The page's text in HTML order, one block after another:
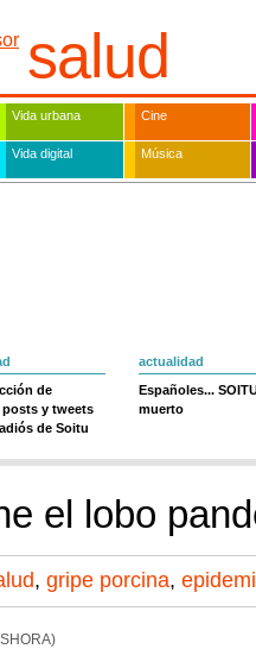
salud
Vida urbana Cine
Vida digital Música
de
y tweets
de Soitu
actualidad
Españoles...
muerto
el lobo
, gripe porcina,